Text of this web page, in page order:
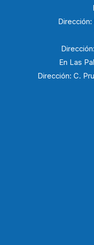
En Las
Dirección: C.